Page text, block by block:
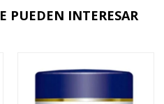
PUEDEN INTERESAR